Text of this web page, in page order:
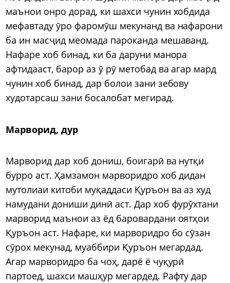
маънои онро дорад, ки шахси чунин хобдида
мефавтаду ӯро фаромӯш мекунанд ва нафарони
ба ин масҷид меомада пароканда мешаванд.
Нафаре хоб бинад, ки ба даруни манора
афтидааст, барор аз ӯ рӯ метобад ва агар мард
чунин хоб бинад, дар болои зани зебову
худотарсаш зани босалобат мегирад.
Марворид, дур
Марворид дар хоб дониш, боигарӣ ва нутқи
бурро аст. Ҳамзамон марворидро хоб дидан
мутолиаи китоби муқаддаси Қуръон ва аз худ
намудани дониши динӣ аст. Дар хоб фурӯхтани
марворид маънои аз ёд баровардани оятҳои
Қуръон аст. Нафаре, ки марворидро бо сӯзан
сӯрох мекунад, муаббири Қуръон мегардад.
Агар марворидро ба чоҳ, дарё ё чуқурӣ
партоед, шахси машҳур мегардед. Рафту дар